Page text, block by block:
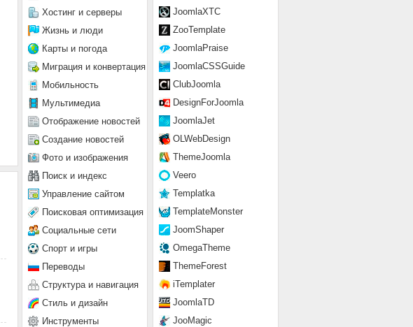
JoomlaXTC
ZooTemplate
JoomlaPraise
JoomlaCSSGuide
ClubJoomla
DesignForJoomla
JoomlaJet
OLWebDesign
ThemeJoomla
Veero
Templatka
TemplateMonster
JoomShaper
OmegaTheme
ThemeForest
iTemplater
JoomlaTD
JooMagic
Хостинг и серверы
Жизнь и люди
Карты и погода
Миграция и конвертация
Мобильность
Мультимедиа
Отображение новостей
Создание новостей
Фото и изображения
Поиск и индекс
Управление сайтом
Поисковая оптимизация
Социальные сети
Спорт и игры
Переводы
Структура и навигация
Стиль и дизайн
Инструменты